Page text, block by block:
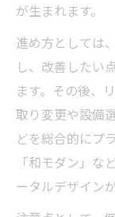
が生まれます。
進め方としては
し、改善したい
ます。その後、
取り変更や設備
どを総合的にプ
「和モダン」な
ータルデザイン